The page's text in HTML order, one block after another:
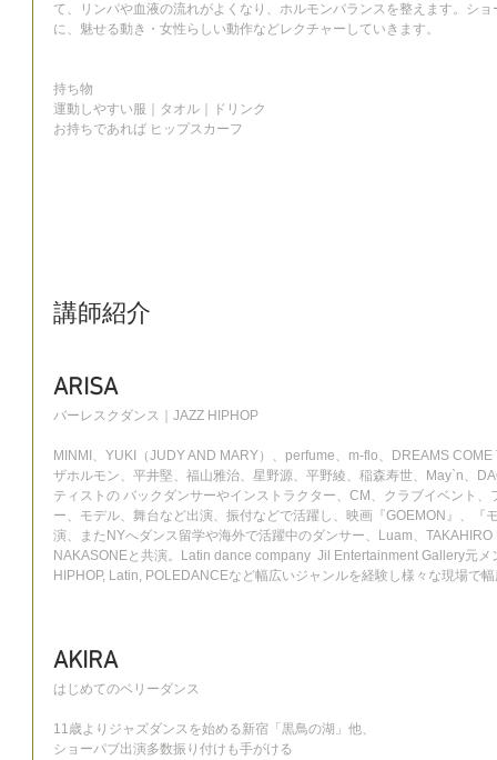
て、リンパや血液の流れがよくなり、ホルモンバランスを整えます。シ
に、魅せる動き・女性らしい動作などレクチャーしていきます。
持ち物
運動しやすい服｜タオル｜ドリンク
お持ちであれば ヒップスカーフ
講師紹介
ARISA
バーレスクダンス｜JAZZ HIPHOP
MINMI、YUKI（JUDY AND MARY）、perfume、m-flo、DREAMS
ザホルモン、平井堅、福山雅治、星野源、平野綾、稲森寿世、May`n、
ティストの バックダンサーやインストラクター、CM、クラブイベント、
ー、モデル、舞台など出演、振付などで活躍し、映画『GOEMON』、『
演、またNYへダンス留学や海外で活躍中のダンサー、Luam、
NAKASONEと共演。Latin dance company  Jil Entertainment Gallery元メ
HIPHOP, Latin, POLEDANCEなど幅広いジャンルを経験し様々な現場で
AKIRA
はじめてのベリーダンス
11歳よりジャズダンスを始める新宿「黒鳥の湖」他、
ショーパブ出演多数振り付けも手がける